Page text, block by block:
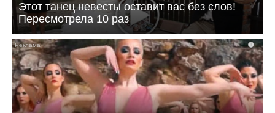
Этот танец невесты оставит вас без слов!
Пересмотрела 10 раз
i